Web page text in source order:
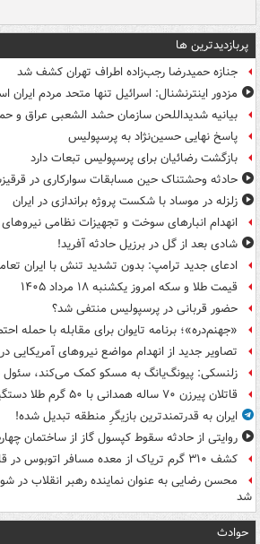
پربازدیدترین ها
جنازه حمیدرضا رجب‌زاده اطراف تهران کشف شد
مزدور اینترنشنال: اسرائیل تنها متحد مردم ایران
بیانیه شدیداللحن سازمان حشد الشعبی عراق و
پاسخ نهایی حسین‌نژاد به پرسپولیس
بازگشت رضائیان برای پرسپولیس تبعات دارد
حادثه وحشتناک حین مسابقات سوارکاری در
زلزله در موساد با شکست پروژه براندازی در ایران
انهدام انبارهای سوخت و تجهیزات نظامی
شادی بعد از گل در برزیل حادثه آفرید!
ادعای جدید ترامپ: بدون تشدید تنش با ایران
قیمت طلا و سکه امروز یکشنبه ۱۸ مرداد ۱۴۰۵
حضور قربانی در پرسپولیس منتفی شد؟
«جهنم‌دره»؛ برنامه تایوان برای مقابله با حمله
تصاویر جدید از انهدام مواضع نیروهای آمریکایی
زلنسکی: پیونگ‌یانگ به مسکو کمک می‌کند، سئول
قاتلان پیرزن ۷۰ ساله همدانی با ۵۰ گرم طلا دستگیر شدند
ایران به قدرتمندترین بازیگرِ منطقه تبدیل شده!
روایتی از حادثه سقوط کپسول گاز از ساختمان
کشف ۳۱۰ گرم تریاک از معده مسافر اتوبوس در قاینات
محسن رضایی به عنوان نماینده رهبر انقلاب در
شد
حوادث